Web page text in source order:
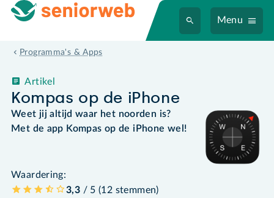
Menu
Programma's & Apps
Kompas op de iPhone
Artikel
Weet jij altijd waar het noorden is?
Met de app Kompas op de iPhone wel!
Waardering:
3,3 / 5 (12 stemmen)